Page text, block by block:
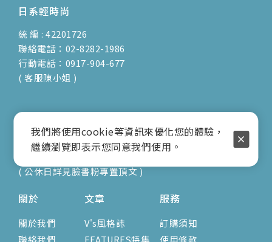
日系輕時尚
統 編 : 42201726
聯絡電話：02-8282-1986
行動電話：0917-904-677
( 客服陳小姐 )
地址：新北市蘆洲區光復路30巷16號1F
E-mail：vienna.twn@msa.hinet.net
營業時間：9:00am-17:00pm
( 公休日詳見臉書粉專置頂文 )
關於
關於我們
聯絡我們
文章
V's風格誌
FEATURES特集
服務
訂購須知
使用條款
我們將使用cookie等資訊來優化您的體驗，
繼續瀏覽即表示您同意我們使用。